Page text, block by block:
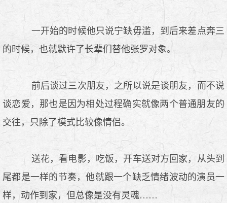
一开始的时候他只说宁缺毋滥，到后来差点奔三
的时候，也就默许了长辈们替他张罗对象。
前后谈过三次朋友，之所以说是谈朋友，而不说
谈恋爱，那也是因为相处过程确实就像两个普通朋友的
交往，只除了模式比较像情侣。
送花，看电影，吃饭，开车送对方回家，从头到
尾都是一样的节奏，他就跟一个缺乏情绪波动的演员一
样，动作到家，但总像是没有灵魂……